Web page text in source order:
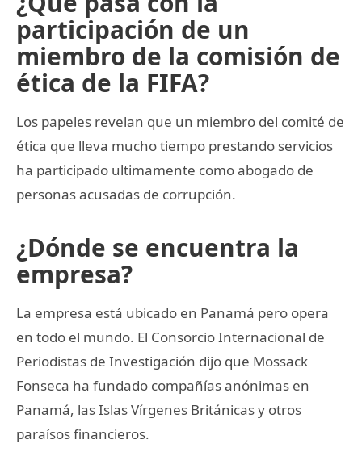
participación de un
miembro de la comisión de
ética de la FIFA?
Los papeles revelan que un miembro del comité de
ética que lleva mucho tiempo prestando servicios
ha participado ultimamente como abogado de
personas acusadas de corrupción.
¿Dónde se encuentra la
empresa?
La empresa está ubicado en Panamá pero opera
en todo el mundo. El Consorcio Internacional de
Periodistas de Investigación dijo que Mossack
Fonseca ha fundado compañías anónimas en
Panamá, las Islas Vírgenes Británicas y otros
paraísos financieros.